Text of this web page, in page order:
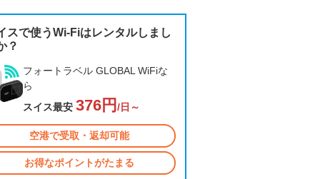
スで使うWi-Fiはレンタルしまし
？
フォートラベル GLOBAL WiFiな
ら
スイス最安 376円 /日～
空港で受取・返却可能
お得なポイントがたまる